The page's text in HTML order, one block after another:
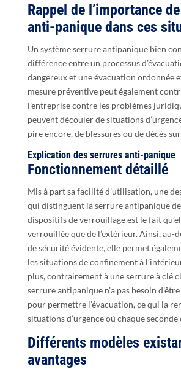
Rappel de l’importance
anti-panique dans ces
Un système serrure antipanique bien
différence entre un processus
dangereux et une évacuation ordonnée
mesure préventive peut également
l’entreprise contre les problèmes
peuvent découler de situations
pire encore, de blessures ou de décès
Explication des serrures anti-panique
Fonctionnement détaillé
Mis à part sa facilité d’utilisation, une
qui distinguent la serrure antipanique
dispositifs de verrouillage est le fait
verrouillée que de l’extérieur. Ainsi, au-
de sécurité évidente, elle permet
les situations de confinement à
plus, contrairement à une serrure à clé
serrure antipanique n’a pas besoin
pour permettre l’évacuation, ce qui la
situations d’urgence où chaque seconde
Différents modèles
avantages